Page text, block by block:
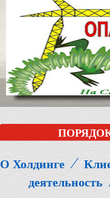
О Холдинге ⁄
деятельность